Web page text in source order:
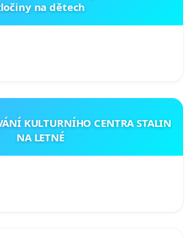
na dětech
KULTURNÍHO CENTRA STALIN
NA LETNÉ